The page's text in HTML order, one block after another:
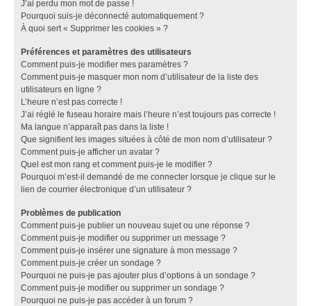
J’ai perdu mon mot de passe !
Pourquoi suis-je déconnecté automatiquement ?
À quoi sert « Supprimer les cookies » ?
Préférences et paramètres des utilisateurs
Comment puis-je modifier mes paramètres ?
Comment puis-je masquer mon nom d’utilisateur de la liste des
utilisateurs en ligne ?
L’heure n’est pas correcte !
J’ai réglé le fuseau horaire mais l’heure n’est toujours pas correcte !
Ma langue n’apparaît pas dans la liste !
Que signifient les images situées à côté de mon nom d’utilisateur ?
Comment puis-je afficher un avatar ?
Quel est mon rang et comment puis-je le modifier ?
Pourquoi m’est-il demandé de me connecter lorsque je clique sur le
lien de courrier électronique d’un utilisateur ?
Problèmes de publication
Comment puis-je publier un nouveau sujet ou une réponse ?
Comment puis-je modifier ou supprimer un message ?
Comment puis-je insérer une signature à mon message ?
Comment puis-je créer un sondage ?
Pourquoi ne puis-je pas ajouter plus d’options à un sondage ?
Comment puis-je modifier ou supprimer un sondage ?
Pourquoi ne puis-je pas accéder à un forum ?